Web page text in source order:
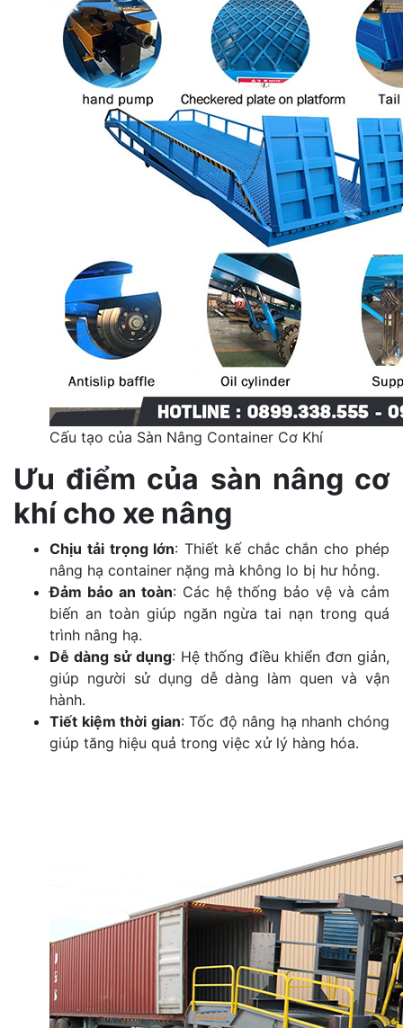
Cấu tạo của Sàn Nâng Container Cơ Khí
Ưu điểm của sàn nâng cơ
khí cho xe nâng
Chịu tải trọng lớn: Thiết kế chắc chắn cho phép
nâng hạ container nặng mà không lo bị hư hỏng.
Đảm bảo an toàn: Các hệ thống bảo vệ và cảm
biến an toàn giúp ngăn ngừa tai nạn trong quá
trình nâng hạ.
Dễ dàng sử dụng: Hệ thống điều khiển đơn giản,
giúp người sử dụng dễ dàng làm quen và vận
hành.
Tiết kiệm thời gian: Tốc độ nâng hạ nhanh chóng
giúp tăng hiệu quả trong việc xử lý hàng hóa.